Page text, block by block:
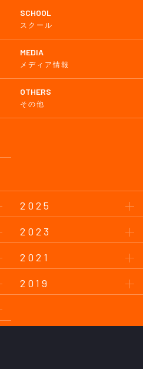
SCHOOL
スクール
MEDIA
メディア情報
OTHERS
その他
2025
2023
2021
2019